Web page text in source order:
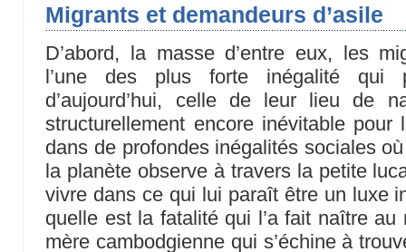
Migrants et demandeurs d’asile
D’abord, la masse d’entre eux, les
l’une des plus forte inégalité qui
d’aujourd’hui, celle de leur lieu de
structurellement encore inévitable pour
dans de profondes inégalités sociales
la planète observe à travers la petite
vivre dans ce qui lui paraît être un luxe
quelle est la fatalité qui l’a fait naître
mère cambodgienne qui s’échine à